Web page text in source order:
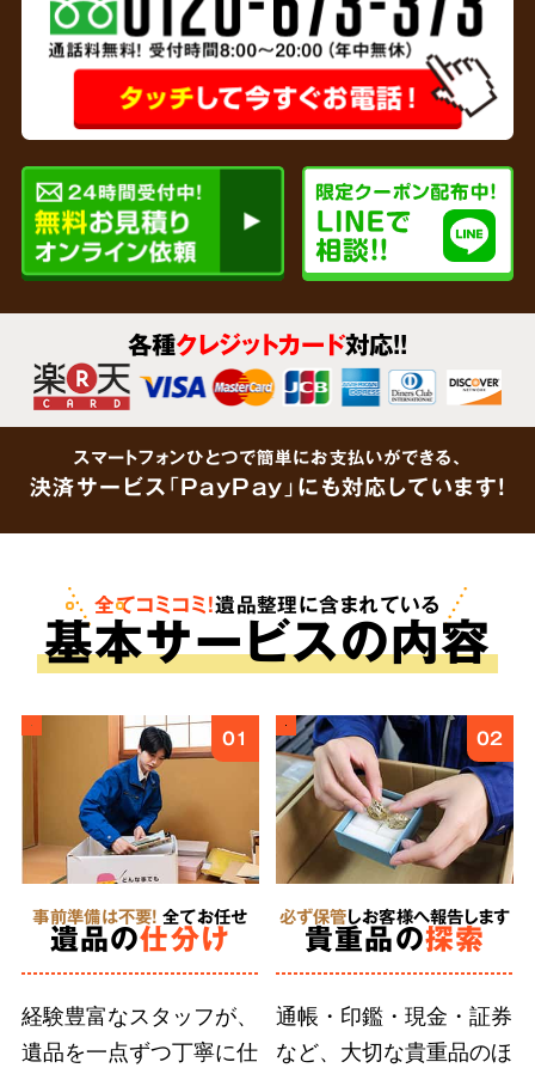
連携
リサイクルショップを運営している弊社では、
貴金属、家財など形見分けが不要なあらゆるご
遺品をその場で買取査定いたします。企業で連
鑑定します。「買取できるものがあるかわからな
映させることで遺品整理にかかる費用を安く抑
えることが可能です。
4
ご遺族様の気持ちに
寄り添う丁寧な作業
徹底した
人材育成
各種クレジットカード対応!!
スマートフォンひとつで簡単にお支払いができる、
決済サービス「PayPay」にも対応しています!
全てコミコミ！遺品整理に含まれている
基本サービスの内容
01
事前準備は不要! 全てお任せ
遺品の仕分け
経験豊富なスタッフが、
遺品を一点ずつ丁寧に仕
02
必ず保管しお客様へ報告します
貴重品の探索
通帳・印鑑・現金・証券
など、大切な貴重品のほ